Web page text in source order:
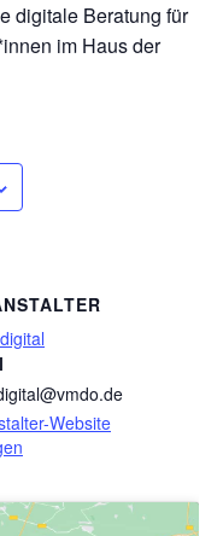
digitale Beratung für
im Haus der
Website